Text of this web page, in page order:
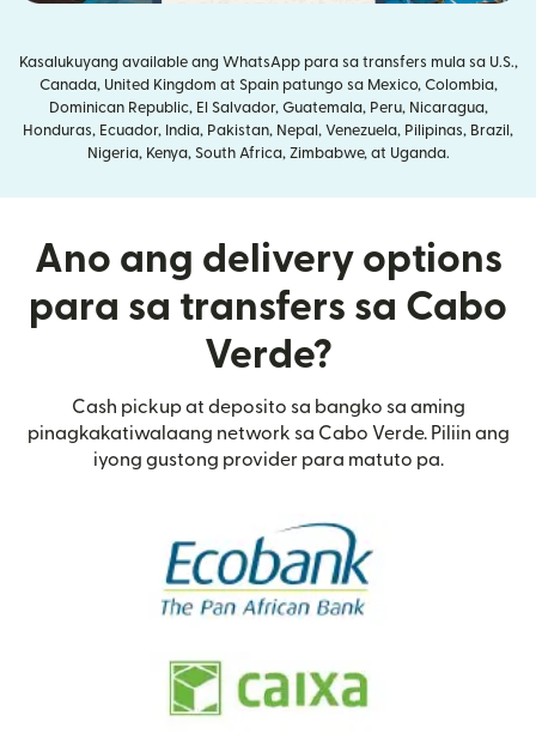
Kasalukuyang available ang WhatsApp para sa transfers mula sa U.S.,
Canada, United Kingdom at Spain patungo sa Mexico, Colombia,
Dominican Republic, El Salvador, Guatemala, Peru, Nicaragua,
Honduras, Ecuador, India, Pakistan, Nepal, Venezuela, Pilipinas, Brazil,
Nigeria, Kenya, South Africa, Zimbabwe, at Uganda.
Ano ang delivery options
para sa transfers sa Cabo
Verde?
Cash pickup at deposito sa bangko sa aming
pinagkakatiwalaang network sa Cabo Verde. Piliin ang
iyong gustong provider para matuto pa.